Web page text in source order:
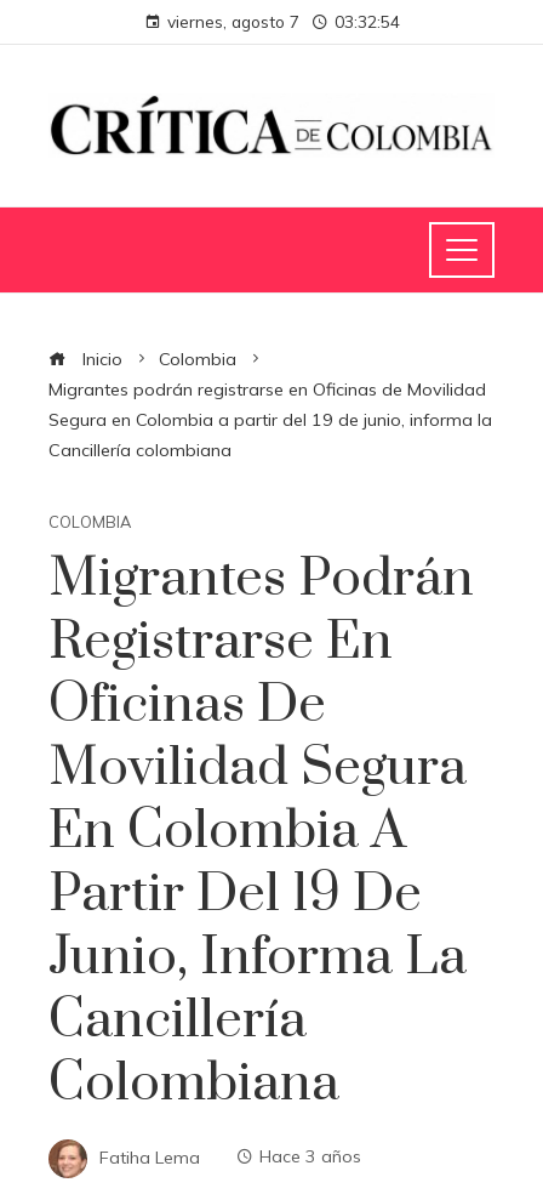
viernes, agosto 7 03:32:54
Inicio
Colombia
Migrantes podrán registrarse en Oficinas de Movilidad
Segura en Colombia a partir del 19 de junio, informa la
Cancillería colombiana
COLOMBIA
Migrantes Podrán
Registrarse En
Oficinas De
Movilidad Segura
En Colombia A
Partir Del 19 De
Junio, Informa La
Cancillería
Colombiana
Fatiha Lema Hace 3 años